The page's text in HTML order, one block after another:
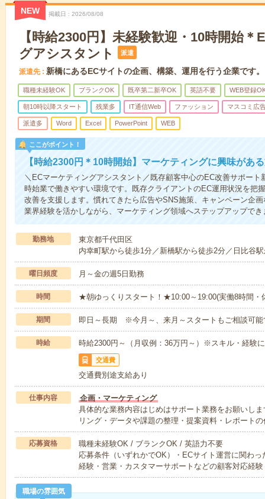
NEW 掲載日 2026/08/08
【時給2300円】未経験歓迎・10時開始
グアシスタント
派遣
派遣先 新橋にあるECサイトの企画、構築、運用を行う企業です。
職種未経験OK ブランクOK 既卒第二新卒OK 英語不要 WEB登録
朝10時以降スタート 残業多 IT通信Web ファッション マスコミ広
派遣多 Word Excel PowerPoint WEB
ここがポイント！
【時給2300円＊10時開始】マーケティングに興味があ
＼ECマーケティングアシスタント／既存顧客中心のEC改善サポー
時始業で働きやすい環境です。既存クライアントのEC運用状況を把
改善を支援します。慣れてきたら広告やSNS施策、キャンペーン企
業界経験を活かしながら、マーケティング領域へステップアップでき
勤務地
東京都千代田区
内幸町駅から徒歩1分／新橋駅から徒歩2分／日比谷
曜日頻度 月～金の週5日勤務
時間 ★朝ゆっくりスタート！★10:00～19:00(実働8時間・
期間 即日～長期 ※今月～、来月～スタートもご相談可能
時給 時給2300円～（月収例：36万円～）※スキル・経験
交通費
交通費別途支給あり
仕事内容
企画・マーケティング
具体的な業務内容はじめはサポート業務をお願いし
リング・データや課題の整理・提案資料・レポート
応募資格
職種未経験OK / ブランクOK / 英語力不要
応募条件（いずれかでOK）・ECサイト運営に関わ
経験・営業・カスタマーサポートなどの顧客対応経
職場の雰囲気